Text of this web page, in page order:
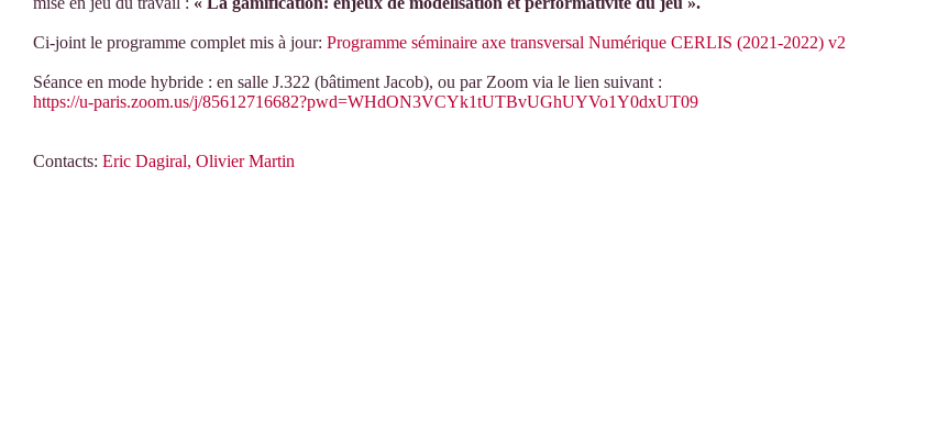
Ci-joint le programme complet mis à jour: Programme séminaire axe transversal Numérique CERLIS (2021-2022) v2
Séance en mode hybride : en salle J.322 (bâtiment Jacob), ou par Zoom via le lien suivant :
https://u-paris.zoom.us/j/85612716682?pwd=WHdON3VCYk1tUTBvUGhUYVo1Y0dxUT09
Contacts: Eric Dagiral, Olivier Martin